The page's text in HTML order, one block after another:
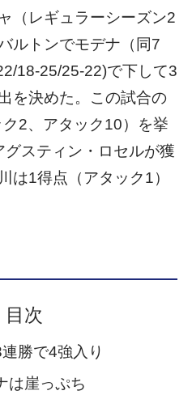
（レギュラーシーズン2
ルトンでモデナ（同7
18-25/25-22)で下して3
を決めた。この試合の
2、アタック10）を挙
スティン・ロセルが獲
は1得点（アタック1）
目次
勝で4強入り
は崖っぷち